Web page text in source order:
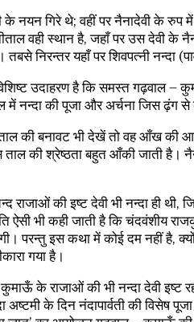
के नयन गिरे थे; वहीं पर नैनादेवी के रुप में
वही स्थान है, जहाँ पर उस देवी के
निरन्तर यहाँ पर शिवपत्नी नन्दा
उदाहरण है कि समस्त गढ़वाल –
में नन्दा की पूजा और अर्चना जिस ढ़ंग
की बनावट भी देखें तो वह आँख की
ताल की श्रेष्ठता बहुत आँकी जाती है।
राजाओं की इष्ट देवी भी नन्दा ही
भी कही जाती है कि चंदवंशीय
परन्तु इस कथा में कोई दम नहीं है,
गया है।
के राजाओं की भी नन्दा देवी इष्ट
अष्टमी के दिन नंदापार्वती की